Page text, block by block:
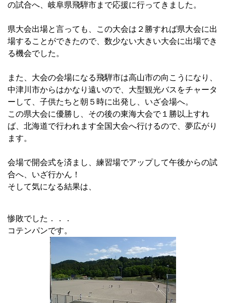
の試合へ、岐阜県飛騨市まで応援に行ってきました。
県大会出場と言っても、この大会は２勝すれば県大会に出
場することができたので、数少ない大きい大会に出場でき
る機会でした。
また、大会の会場になる飛騨市は高山市の向こうになり、
中津川市からはかなり遠いので、大型観光バスをチャータ
ーして、子供たちと朝５時に出発し、いざ会場へ。
この県大会に優勝し、その後の東海大会で１勝以上すれ
ば、北海道で行われます全国大会へ行けるので、夢広がり
ます。
会場で開会式を済まし、練習場でアップして午後からの試
合へ、いざ行かん！
そして気になる結果は、
惨敗でした．．．
コテンパンです。